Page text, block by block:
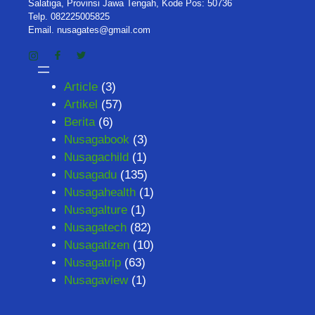
Salatiga, Provinsi Jawa Tengah, Kode Pos: 50736
Telp. 082225005825
Email. nusagates@gmail.com
Article (3)
Artikel (57)
Berita (6)
Nusagabook (3)
Nusagachild (1)
Nusagadu (135)
Nusagahealth (1)
Nusagalture (1)
Nusagatech (82)
Nusagatizen (10)
Nusagatrip (63)
Nusagaview(1)